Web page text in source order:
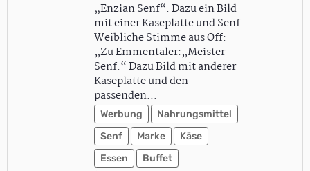
„Enzian Senf“. Dazu ein Bild
mit einer Käseplatte und Senf.
Weibliche Stimme aus Off:
„Zu Emmentaler:„Meister
Senf.“ Dazu Bild mit anderer
Käseplatte und den
passenden…
Werbung
Nahrungsmittel
Senf
Marke
Käse
Essen
Buffet